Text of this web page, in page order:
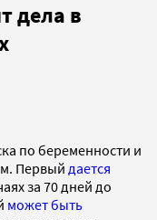
дела в
по беременности и
Первый дается
за 70 дней до
может быть